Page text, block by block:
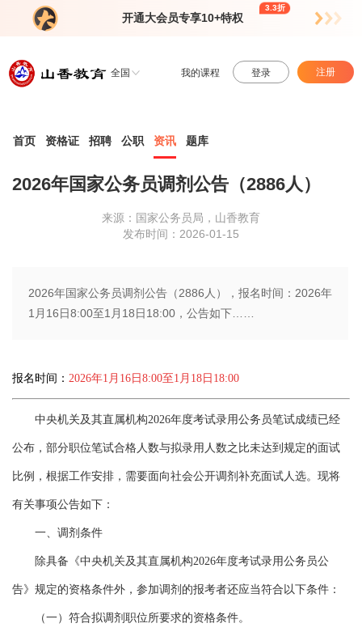
开通大会员专享10+特权
3.3折
全国 我的课程 登录 注册
首页 资格证 招聘 公职 资讯 题库
2026年国家公务员调剂公告（2886人）
来源：国家公务员局，山香教育
发布时间：2026-01-15
2026年国家公务员调剂公告（2886人），报名时间：2026年
1月16日8:00至1月18日18:00，公告如下……
报名时间： 2026年1月16日8:00至1月18日18:00
中央机关及其直属机构2026年度考试录用公务员笔试成绩已经
公布，部分职位笔试合格人数与拟录用人数之比未达到规定的面试
比例，根据工作安排，需要面向社会公开调剂补充面试人选。现将
有关事项公告如下：
一、调剂条件
除具备《中央机关及其直属机构2026年度考试录用公务员公
告》规定的资格条件外，参加调剂的报考者还应当符合以下条件：
（一）符合拟调剂职位所要求的资格条件。